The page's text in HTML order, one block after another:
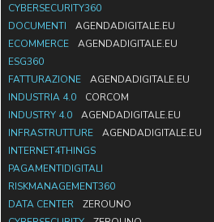
CYBERSECURITY360
DOCUMENTI
AGENDADIGITALE.EU
ECOMMERCE
AGENDADIGITALE.EU
ESG360
FATTURAZIONE
AGENDADIGITALE.EU
INDUSTRIA 4.0
CORCOM
INDUSTRY 4.0
AGENDADIGITALE.EU
INFRASTRUTTURE
AGENDADIGITALE.EU
INTERNET4THINGS
PAGAMENTIDIGITALI
RISKMANAGEMENT360
DATA CENTER
ZEROUNO